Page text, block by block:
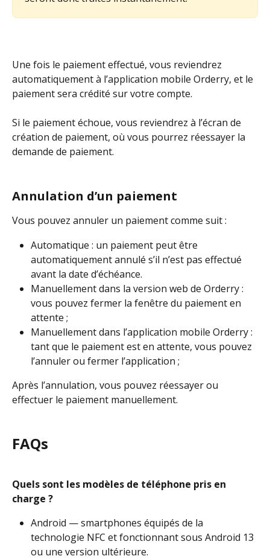
Une fois le paiement effectué, vous reviendrez
automatiquement à l’application mobile Orderry, et le
paiement sera crédité sur votre compte.
Si le paiement échoue, vous reviendrez à l’écran de
création de paiement, où vous pourrez réessayer la
demande de paiement.
Annulation d’un paiement
Vous pouvez annuler un paiement comme suit :
Automatique : un paiement peut être
automatiquement annulé s’il n’est pas effectué
avant la date d’échéance.
Manuellement dans la version web de Orderry :
vous pouvez fermer la fenêtre du paiement en
attente ;
Manuellement dans l’application mobile Orderry :
tant que le paiement est en attente, vous pouvez
l’annuler ou fermer l’application ;
Après l’annulation, vous pouvez réessayer ou
effectuer le paiement manuellement.
FAQs
Quels sont les modèles de téléphone pris en
charge ?
Android — smartphones équipés de la
technologie NFC et fonctionnant sous Android 13
ou une version ultérieure.